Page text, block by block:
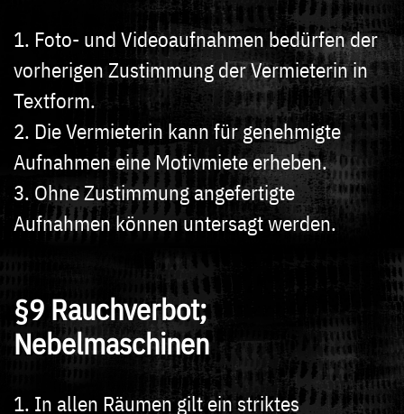
1. Foto- und Videoaufnahmen bedürfen der
vorherigen Zustimmung der Vermieterin in
Textform.
2. Die Vermieterin kann für genehmigte
Aufnahmen eine Motivmiete erheben.
3. Ohne Zustimmung angefertigte
Aufnahmen können untersagt werden.
§9 Rauchverbot;
Nebelmaschinen
1. In allen Räumen gilt ein striktes